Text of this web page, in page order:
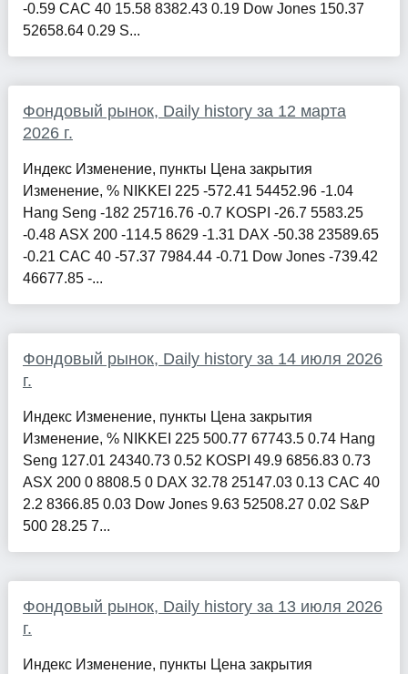
-0.59 CAC 40 15.58 8382.43 0.19 Dow Jones 150.37
52658.64 0.29 S...
Фондовый рынок, Daily history за 12 марта
2026 г.
Индекс Изменение, пункты Цена закрытия
Изменение, % NIKKEI 225 -572.41 54452.96 -1.04
Hang Seng -182 25716.76 -0.7 KOSPI -26.7 5583.25
-0.48 ASX 200 -114.5 8629 -1.31 DAX -50.38 23589.65
-0.21 CAC 40 -57.37 7984.44 -0.71 Dow Jones -739.42
46677.85 -...
Фондовый рынок, Daily history за 14 июля 2026
г.
Индекс Изменение, пункты Цена закрытия
Изменение, % NIKKEI 225 500.77 67743.5 0.74 Hang
Seng 127.01 24340.73 0.52 KOSPI 49.9 6856.83 0.73
ASX 200 0 8808.5 0 DAX 32.78 25147.03 0.13 CAC 40
2.2 8366.85 0.03 Dow Jones 9.63 52508.27 0.02 S&P
500 28.25 7...
Фондовый рынок, Daily history за 13 июля 2026
г.
Индекс Изменение, пункты Цена закрытия